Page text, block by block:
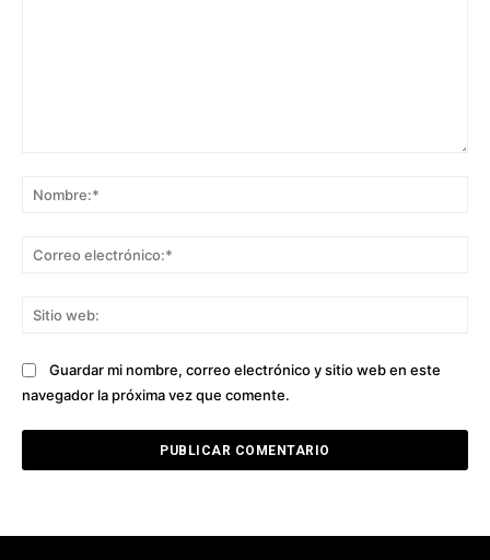
Guardar mi nombre, correo electrónico y sitio web en este
navegador la próxima vez que comente.